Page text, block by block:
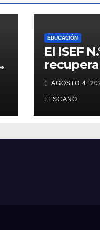
EDUCACIÓN
El ISEF
después
obra ya
50% y
AGOSTO 4,
LESCANO